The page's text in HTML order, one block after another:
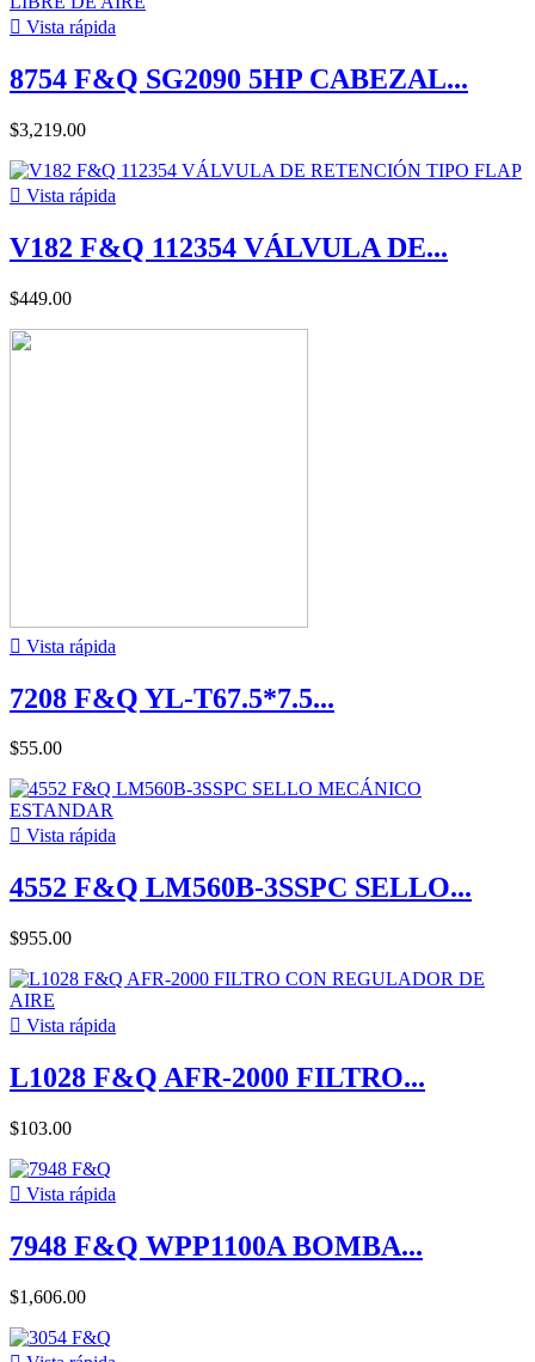
 Vista rápida
8754 F&Q SG2090 5HP CABEZAL...
$3,219.00
 Vista rápida
V182 F&Q 112354 VÁLVULA DE...
$449.00
 Vista rápida
7208 F&Q YL-T67.5*7.5...
$55.00
 Vista rápida
4552 F&Q LM560B-3SSPC SELLO...
$955.00
 Vista rápida
L1028 F&Q AFR-2000 FILTRO...
$103.00
 Vista rápida
7948 F&Q WPP1100A BOMBA...
$1,606.00